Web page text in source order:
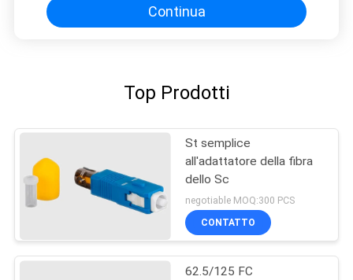
Continua
Top Prodotti
St semplice
all'adattatore della fibra
dello Sc
negotiable MOQ:300 PCS
CONTATTO
62.5/125 FC